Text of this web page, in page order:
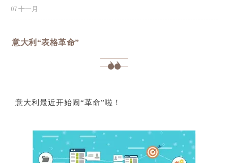
07 十一月
意大利“表格革命”
意大利最近开始闹“革命”啦！